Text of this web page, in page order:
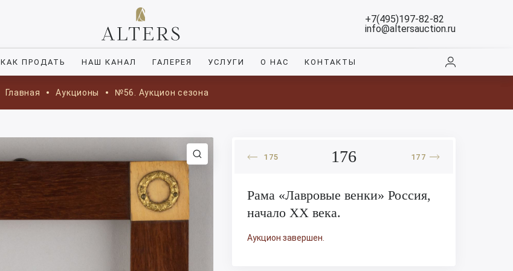
+7(495)197-82-82
info@altersauction.ru
КАК ПРОДАТЬ НАШ КАНАЛ ГАЛЕРЕЯ УСЛУГИ О НАС КОНТАКТЫ
Главная Аукционы №56. Аукцион сезона
175 176 177
Рама «Лавровые венки» Россия,
начало XX века.
Аукцион завершен.